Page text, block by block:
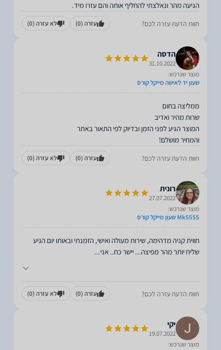
הגיעה מהר ונאלצתי להחליף אותה והם עזרו מיד.
חוות הדעת עזרה לכם? עזרה (0) לא עזרה (0)
הדסה
31.10.2022
מוצר שנרכש:
שעון יד לאישה מייקל קורס
והמחיר מושלם!
חוות הדעת עזרה לכם? עזרה (0) לא עזרה (0)
רונית
27.07.2022
מוצר שנרכש:
Mk5555 שעון מייקל קורס
חווית קניה מדהימה, שירות מעולה ואישי, הזמנתי ובאותו יום הגיע
שליח יותר מהר מפיצה... יישר כח.. אני...
חוות הדעת עזרה לכם? עזרה (0) לא עזרה (0)
יקי
19.07.2022
מוצר שנרכש: